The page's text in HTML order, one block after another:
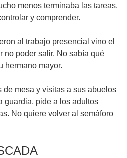
menos terminaba las tareas.
y comprender.
al trabajo presencial vino el
no poder salir. No sabía qué
hermano mayor.
de mesa y visitas a sus abuelos
guardia, pide a los adultos
No quiere volver al semáforo